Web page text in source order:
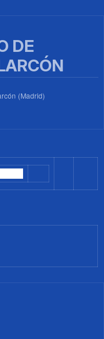
DE
(Madrid)